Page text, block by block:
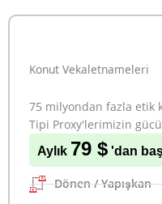
Konut Vekaletnameleri
75 milyondan fazla etik
Tipi Proxy'lerimizin
Aylık 79 $'dan
Dönen / Yapışkan